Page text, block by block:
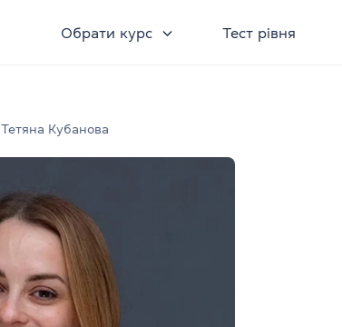
Обрати курс Тест рівня
Тетяна Кубанова